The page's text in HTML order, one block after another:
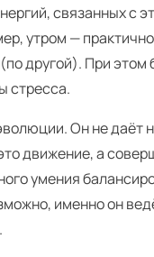
связанных с
утром —
другой). При этом
стресса.
Он не даёт
движение, а
умения
именно он